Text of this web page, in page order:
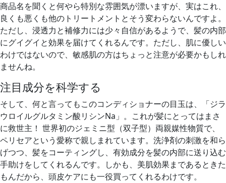
商品名を聞くと何やら特別な雰囲気が漂いますが、実はこれ、
良くも悪くも他のトリートメントとそう変わらないんですよ。
ただし、浸透力と補修力には少々自信があるようで、髪の内部
にグイグイと効果を届けてくれるんです。ただし、肌に優しい
わけではないので、敏感肌の方はちょっと注意が必要かもしれ
ませんね。
注目成分を科学する
そして、何と言ってもこのコンディショナーの目玉は、「ジラ
ウロイルグルタミン酸リシンNa」。これが髪にとってはまさ
に救世主！ 世界初のジェミニ型（双子型）両親媒性物質で、
ペリセアという愛称で親しまれています。洗浄剤の刺激を和ら
げつつ、髪をコーティングし、有効成分を髪の内部に送り込む
手助けをしてくれるんです。しかも、美肌効果まであるときた
もんだから、頭皮ケアにも一役買ってくれるわけです。